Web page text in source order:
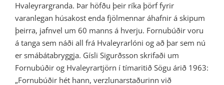
Hvaleyrargranda. Þar höfðu þeir ríka þörf fyrir
varanlegan húsakost enda fjölmennar áhafnir á skipum
þeirra, jafnvel um 60 manns á hverju. Fornubúðir voru
á tanga sem náði all frá Hvaleyrarlóni og að þar sem nú
er smábátabryggja. Gísli Sigurðsson skrifaði um
Fornubúðir og Hvaleyrartjörn í tímaritið Sögu árið 1963:
„Fornubúðir hét hann, verzlunarstaðurinn við